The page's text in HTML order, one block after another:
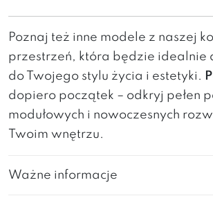
Poznaj też inne modele z naszej
przestrzeń, która będzie idealnie
do Twojego stylu życia i estetyki.
dopiero początek – odkryj pełen
modułowych i nowoczesnych
Twoim wnętrzu.
Ważne informacje